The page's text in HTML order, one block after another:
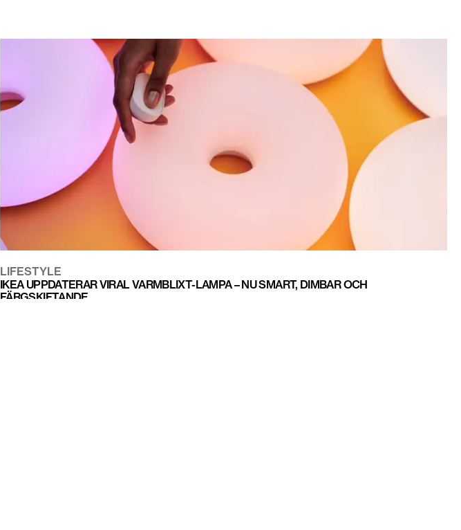
LIFESTYLE
IKEA UPPDATERAR VIRAL VARMBLIXT-LAMPA – NU SMART, DIMBAR OCH
FÄRGSKIFTANDE